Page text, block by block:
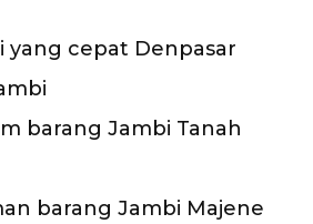
yang cepat Denpasar
barang Jambi Tanah
barang Jambi Majene